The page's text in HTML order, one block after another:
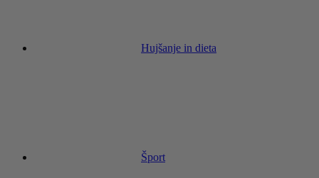
Hujšanje in dieta
Šport